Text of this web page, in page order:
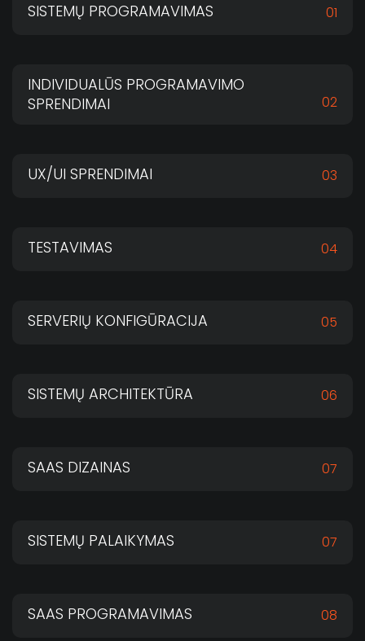
SISTEMŲ PROGRAMAVIMAS 01
INDIVIDUALŪS PROGRAMAVIMO
SPRENDIMAI
02
UX/UI SPRENDIMAI 03
TESTAVIMAS 04
SERVERIŲ KONFIGŪRACIJA 05
SISTEMŲ ARCHITEKTŪRA 06
SAAS DIZAINAS 07
SISTEMŲ PALAIKYMAS 07
SAAS PROGRAMAVIMAS 08